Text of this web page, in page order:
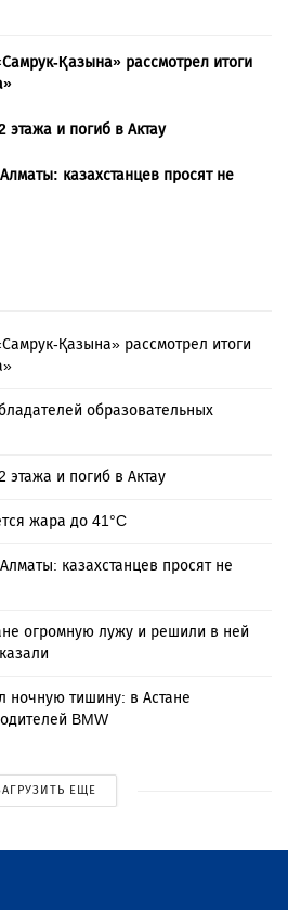
Қазына» рассмотрел итоги
и погиб в Актау
казахстанцев просят не
Қазына» рассмотрел итоги
образовательных
и погиб в Актау
жара до 41°C
казахстанцев просят не
огромную лужу и решили в ней
ночную тишину: в Астане
BMW
ЕЩЕ